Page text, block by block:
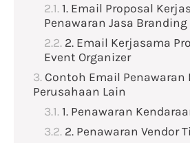
1. Email Proposal
Penawaran Jasa
2. Email Kerjasama
Event Organizer
Contoh Email Penawaran
Perusahaan Lain
1. Penawaran
2. Penawaran Vendor